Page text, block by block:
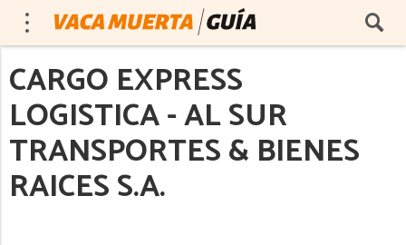
CARGO EXPRESS
LOGISTICA - AL SUR
TRANSPORTES & BIENES
RAICES S.A.